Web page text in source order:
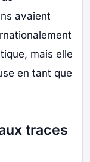
avaient
mais elle
en tant que
traces